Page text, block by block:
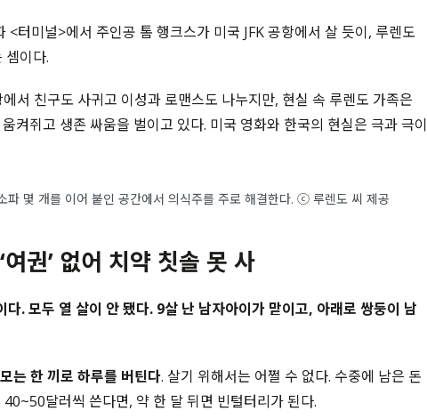
<터미널>에서 주인공 톰 행크스가 미국 JFK 공항에서 살 듯이, 루렌도
셈이다.
서 친구도 사귀고 이성과 로맨스도 나누지만, 현실 속 루렌도 가족은
켜쥐고 생존 싸움을 벌이고 있다. 미국 영화와 한국의 현실은 극과 극이
파 몇 개를 이어 붙인 공간에서 의식주를 주로 해결한다. ⓒ 루렌도 씨 제공
권’ 없어 치약 칫솔 못 사
. 모두 열 살이 안 됐다. 9살 난 남자아이가 맏이고, 아래로 쌍둥이 남
는 한 끼로 하루를 버틴다. 살기 위해서는 어쩔 수 없다. 수중에 남은 돈
달러씩 쓴다면, 약 한 달 뒤면 빈털터리가 된다.